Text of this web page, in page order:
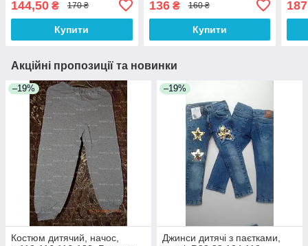
144,50 ₴ 170 ₴
Купити
136₴ 160 ₴
Купити
187
Акційні пропозиції та новинки
–19%
Костюм дитячий, начос,
–19%
Джинси дитячі з паєтками,